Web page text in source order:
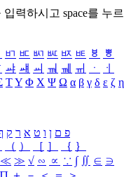
입력하시고 space를 누르
ㅲ ㅳ ㅴ ㅵ ㅶ ㅷ ㅸ
ㅹ
ㆇ ㆈ ㆉ ㆊ ㆋ ㆌ ㆍ
ㆎ
ΤΥ Φ Χ Ψ Ω α β γ δ ε ζ η
פ ם ן ו ט א ר ק
（ ） ［ ］ ｛ ｝
≪ ≫ √ ∽ ∝ ∵ ∫ ∬ ∈ ∋